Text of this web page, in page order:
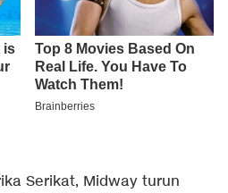
Serikat, Midway turun